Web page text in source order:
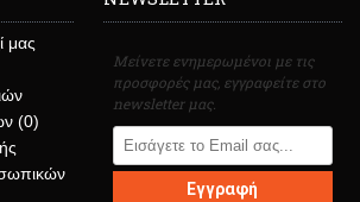
μας
(0)
Μείνετε ενημερωμένοι με τις
προσφορές μας, εγγραφείτε στο
newsletter μας.
Εγγραφή